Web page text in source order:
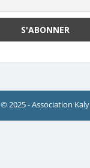
© 2025 - Association Kaly